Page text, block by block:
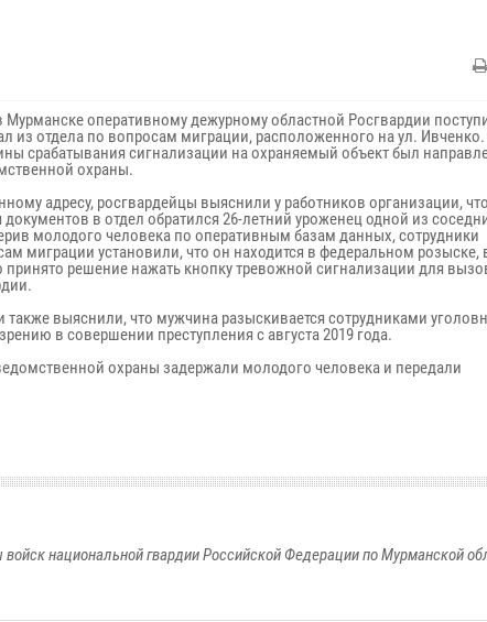
Мурманске оперативному дежурному областной Росгвардии
из отдела по вопросам миграции, расположенного на ул.
срабатывания сигнализации на охраняемый объект был
охраны.
адресу, росгвардейцы выяснили у работников организации,
в отдел обратился 26-летний уроженец одной из
молодого человека по оперативным базам данных, сотрудники
миграции установили, что он находится в федеральном розыске,
принято решение нажать кнопку тревожной сигнализации для
также выяснили, что мужчина разыскивается сотрудниками
в совершении преступления с августа 2019 года.
охраны задержали молодого человека и передали
национальной гвардии Российской Федерации по Мурманской